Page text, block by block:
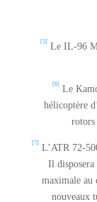
[5] Le IL-96
[6] Le
hélicoptère
rotors
[7] L’ATR 72-
Il disposera
maximale au
nouveaux